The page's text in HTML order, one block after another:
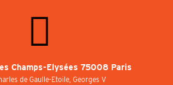
Champs-Elysées 75008 Paris
de Gaulle-Etoile, Georges V